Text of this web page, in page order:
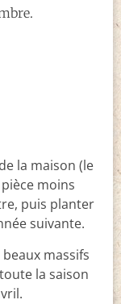
la maison (le
moins
puis planter
suivante.
massifs
la saison